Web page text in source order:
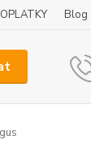
Blog